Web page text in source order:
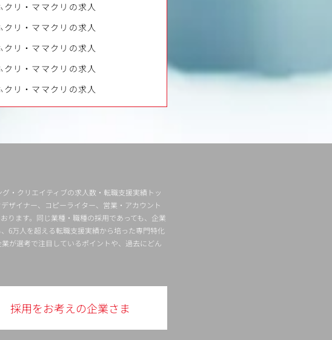
リ・ママクリの求人
リ・ママクリの求人
リ・ママクリの求人
リ・ママクリの求人
リ・ママクリの求人
・クリエイティブの求人数・転職支援実績トッ
ザイナー、コピーライター、営業・アカウント
ります。同じ業種・職種の採用であっても、企業
6万人を超える転職支援実績から培った専門特化
が選考で注目しているポイントや、過去にどん
採用をお考えの企業さま